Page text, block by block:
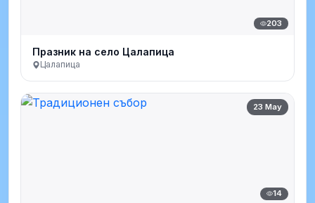
203
Празник на село Цалапица
Цалапица
23 May
14